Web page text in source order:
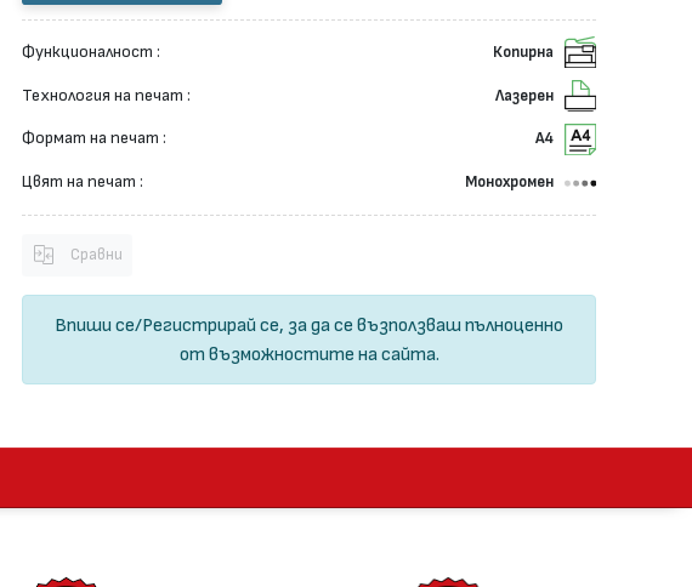
Функционалност : Копирна
Технология на печат : Лазерен
Формат на печат : А4
Цвят на печат : Монохромен
Сравни
Впиши се/Регистрирай се, за да се възползваш пълноценно
от възможностите на сайта.